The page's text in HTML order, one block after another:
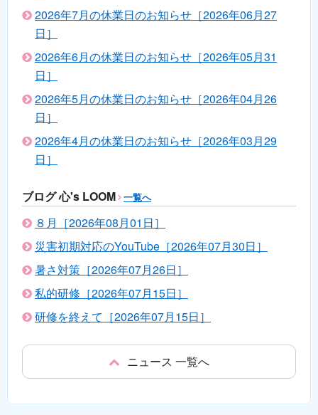
2026年7月の休業日のお知らせ［2026年06月27
日］
2026年6月の休業日のお知らせ［2026年05月31
日］
2026年5月の休業日のお知らせ［2026年04月26
日］
2026年4月の休業日のお知らせ［2026年03月29
日］
ブログ 心's LOOM 一覧へ
８月［2026年08月01日］
災害初期対応のYouTube［2026年07月30日］
暑さ対策［2026年07月26日］
私的研修［2026年07月15日］
研修を終えて［2026年07月15日］
ニュース 一覧へ